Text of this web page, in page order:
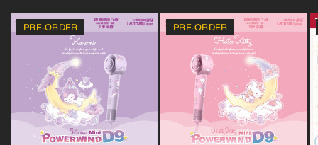
PRE-ORDER PRE-ORDER